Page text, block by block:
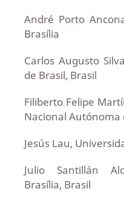
André Porto
Brasília
Carlos Augusto
de Brasil, Brasil
Filiberto Felipe
Nacional Autónoma
Jesús Lau,
Julio Santillán
Brasília, Brasil